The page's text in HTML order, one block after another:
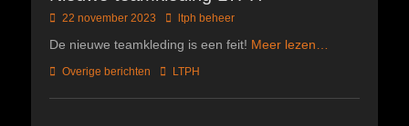
Geplaatst
22 november 2023 Authorltph beheer
De nieuwe teamkleding is een feit! Meer lezen…
Categorieën
Overige berichten TagsLTPH